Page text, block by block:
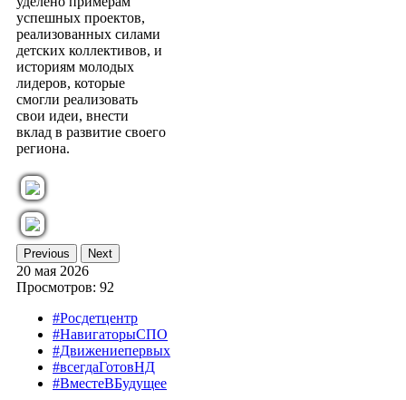
Previous Next
20 мая 2026
Просмотров: 92
успешных проектов,
реализованных силами
детских коллективов, и
историям молодых
лидеров, которые
смогли реализовать
свои идеи, внести
вклад в развитие своего
региона.
#Росдетцентр
#НавигаторыСПО
#Движениепервых
#всегдаГотовНД
#ВместеВБудущее